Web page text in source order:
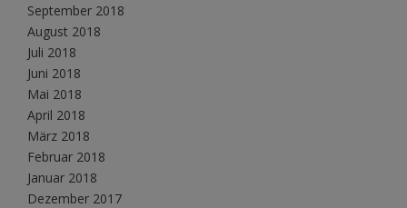
September 2018
August 2018
Juli 2018
Juni 2018
Mai 2018
April 2018
März 2018
Februar 2018
Januar 2018
Dezember 2017